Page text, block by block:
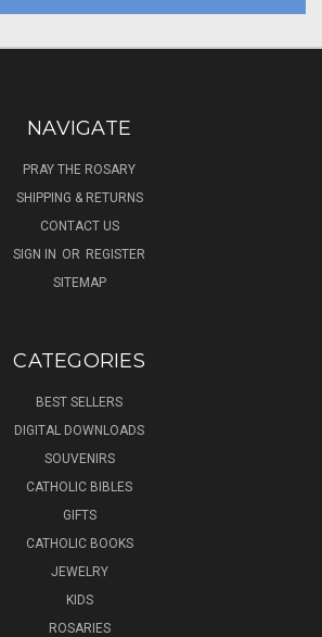
NAVIGATE
PRAY THE ROSARY
SHIPPING & RETURNS
CONTACT US
SIGN IN OR REGISTER
SITEMAP
CATEGORIES
BEST SELLERS
DIGITAL DOWNLOADS
SOUVENIRS
CATHOLIC BIBLES
GIFTS
CATHOLIC BOOKS
JEWELRY
KIDS
ROSARIES